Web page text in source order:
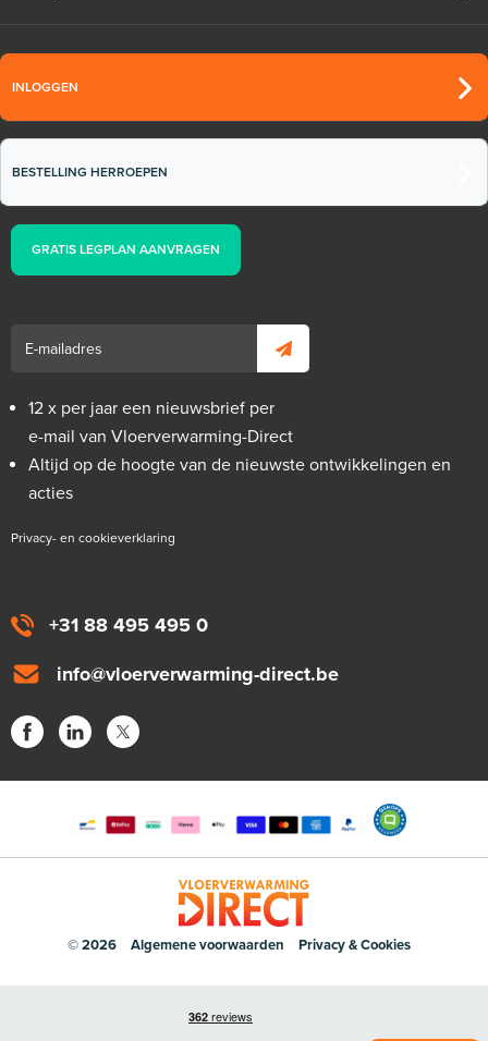
+31 88 495 495 0
info@vloerverwarming-direct.be
INLOGGEN
BESTELLING HERROEPEN
GRATIS LEGPLAN AANVRAGEN
12 x per jaar een nieuwsbrief per
e-mail van Vloerverwarming-Direct
Altijd op de hoogte van de nieuwste ontwikkelingen en
acties
Privacy- en cookieverklaring
© 2026 Algemene voorwaarden Privacy & Cookies